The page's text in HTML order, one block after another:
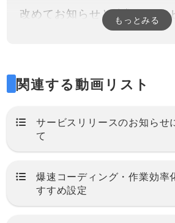
改めてお知らせと他類似サー
るのか？
このツールは要素に様々な影
ード開発の為のジェネレータ
初心者でもサンプルから選択
もっとみる
関連する動画リスト
サービスリリースのお知らせ
て
爆速コーディング・作業効率
すすめ設定